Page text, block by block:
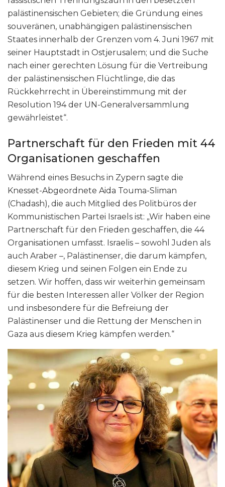
palästinensischen Gebieten; die Gründung eines
souveränen, unabhängigen palästinensischen
Staates innerhalb der Grenzen vom 4. Juni 1967 mit
seiner Hauptstadt in Ostjerusalem; und die Suche
nach einer gerechten Lösung für die Vertreibung
der palästinensischen Flüchtlinge, die das
Rückkehrrecht in Übereinstimmung mit der
Resolution 194 der UN-Generalversammlung
gewährleistet“.
Partnerschaft für den Frieden mit 44
Organisationen geschaffen
Während eines Besuchs in Zypern sagte die
Knesset-Abgeordnete Aida Touma-Sliman
(Chadash), die auch Mitglied des Politbüros der
Kommunistischen Partei Israels ist: „Wir haben eine
Partnerschaft für den Frieden geschaffen, die 44
Organisationen umfasst. Israelis – sowohl Juden als
auch Araber –, Palästinenser, die darum kämpfen,
diesem Krieg und seinen Folgen ein Ende zu
setzen. Wir hoffen, dass wir weiterhin gemeinsam
für die besten Interessen aller Völker der Region
und insbesondere für die Befreiung der
Palästinenser und die Rettung der Menschen in
Gaza aus diesem Krieg kämpfen werden.“